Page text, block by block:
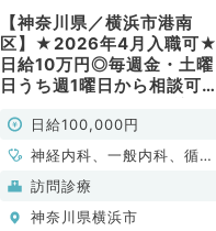
【神奈川県／横浜市港南
区】★2026年4月入職可★
日給10万円◎毎週金・土曜
日うち週1曜日から相談可能
診療のお仕事◆専攻医の先
生も応相談◎（内科系／非
常勤）
日給100,000円
神経内科、一般内科、循環
器内科、呼吸器内科、消化
器内科、内分泌・代謝内
科、腎臓内科、老年内科、
訪問診療
神奈川県横浜市